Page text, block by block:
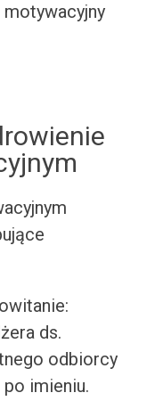
ds.
odbiorcy
imieniu.